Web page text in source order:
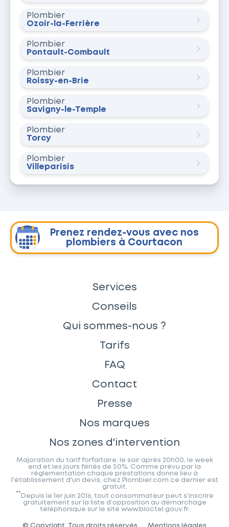
Plombier
Ozoir-la-Ferrière
Plombier
Pontault-Combault
Plombier
Roissy-en-Brie
Plombier
Savigny-le-Temple
Plombier
Torcy
Plombier
Villeparisis
Prenez rendez-vous avec nos
plombiers à Courtacon
Services
Conseils
Qui sommes-nous ?
Tarifs
FAQ
Contact
Presse
Nos marques
Nos zones d'intervention
Majoration du tarif forfaitaire, le soir après 20h00, le week
end et les jours fériés de 50%. Comme prévu par la
réglementation chaque prestations donne lieu à
l'établissement d'un devis, chez Plombier.com ce dernier est
gratuit.
** Depuis le 1er juin 2016, tout consommateur peut s’inscrire
gratuitement sur la liste d’opposition au démarchage
téléphonique sur le site www.bloctel.gouv.fr.
© Copyright. Tous droits réservés. Mentions légales